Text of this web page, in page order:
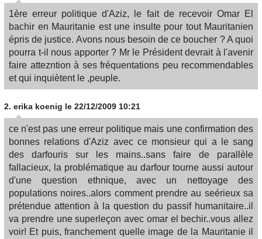
1ère erreur politique d'Aziz, le fait de recevoir Omar El
bachir en Mauritanie est une insulte pour tout Mauritanien
épris de justice. Avons nous besoin de ce boucher ? A quoi
pourra t-il nous apporter ? Mr le Président devrait à l'avenir
faire attezntion à ses fréquentations peu recommendables
et qui inquiètent le ,peuple.
2. erika koenig le 22/12/2009 10:21
ce n'est pas une erreur politique mais une confirmation des
bonnes relations d'Aziz avec ce monsieur qui a le sang
des darfouris sur les mains..sans faire de parallèle
fallacieux, la problématique au darfour tourne aussi autour
d'une question ethnique, avec un nettoyage des
populations noires..alors comment prendre au seérieux sa
prétendue attention à la question du passif humanitaire..il
va prendre une superleçon avec omar el bechir..vous allez
voir! Et puis, franchement quelle image de la Mauritanie il